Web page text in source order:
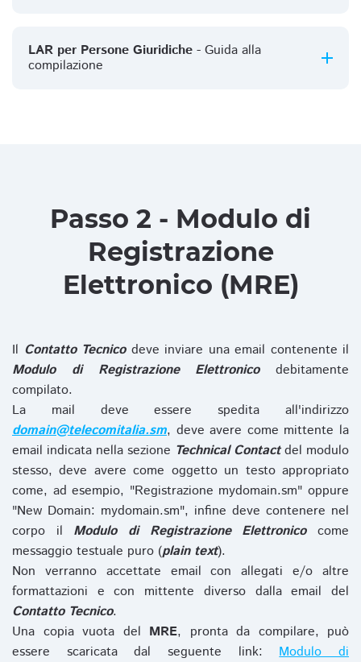
LAR per Persone Giuridiche - Guida alla
compilazione
Passo 2 - Modulo di
Registrazione
Elettronico (MRE)
Il Contatto Tecnicodeve inviare una email contenente il
Modulo di Registrazione Elettronicodebitamente
compilato.
La mail deve essere spedita all'indirizzo
domain@telecomitalia.sm, deve avere come mittente la
email indicata nella sezione Technical Contactdel modulo
stesso, deve avere come oggetto un testo appropriato
come, ad esempio, "Registrazione mydomain.sm" oppure
"New Domain: mydomain.sm", infine deve contenere nel
corpo il Modulo di Registrazione Elettronicocome
messaggio testuale puro (plain text).
Non verranno accettate email con allegati e/o altre
formattazioni e con mittente diverso dalla email del
Contatto Tecnico.
Una copia vuota del MRE, pronta da compilare, può
essere scaricata dal seguente link:Modulo di